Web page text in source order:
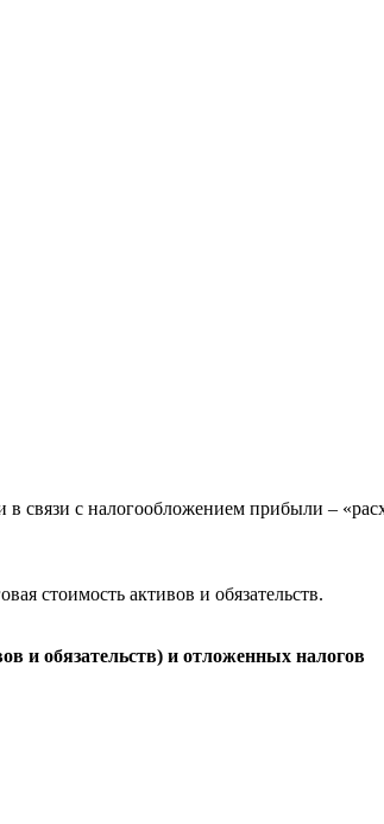
связи с налогообложением прибыли –
стоимость активов и обязательств.
и обязательств) и отложенных налогов